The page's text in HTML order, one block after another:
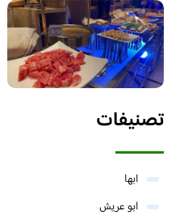
تصنيفات
ابها
ابو عريش